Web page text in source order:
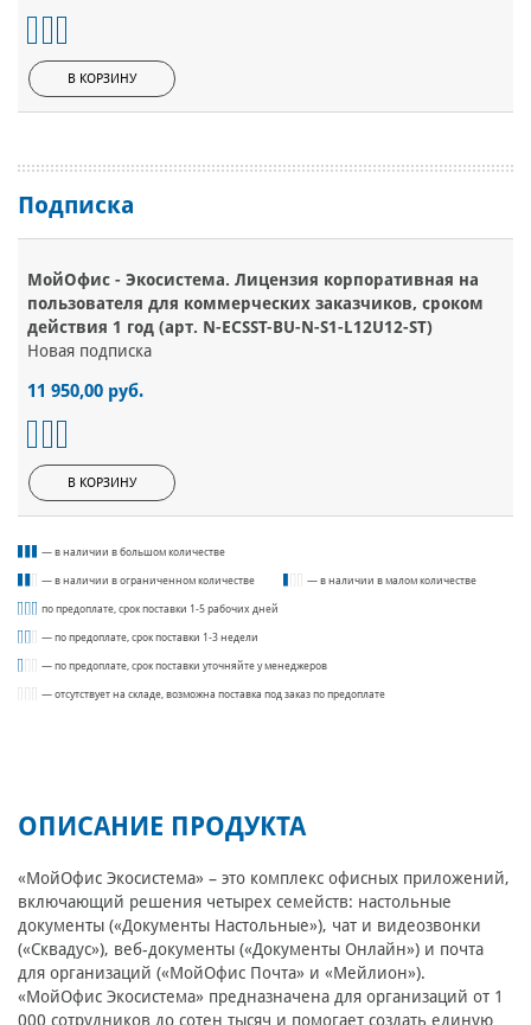
В КОРЗИНУ
Подписка
МойОфис - Экосистема. Лицензия корпоративная на
пользователя для коммерческих заказчиков, сроком
действия 1 год (арт. N-ECSST-BU-N-S1-L12U12-ST)
Новая подписка
11 950,00 руб.
В КОРЗИНУ
— в наличии в большом количестве
— в наличии в ограниченном количестве — в наличии в малом количестве
по предоплате, срок поставки 1-5 рабочих дней
— по предоплате, срок поставки 1-3 недели
— по предоплате, срок поставки уточняйте у менеджеров
— отсутствует на складе, возможна поставка под заказ по предоплате
ОПИСАНИЕ ПРОДУКТА
«МойОфис Экосистема» – это комплекс офисных приложений,
включающий решения четырех семейств: настольные
документы («Документы Настольные»), чат и видеозвонки
(«Сквадус»), веб-документы («Документы Онлайн») и почта
для организаций («МойОфис Почта» и «Мейлион»).
«МойОфис Экосистема» предназначена для организаций от 1
000 сотрудников до сотен тысяч и помогает создать единую